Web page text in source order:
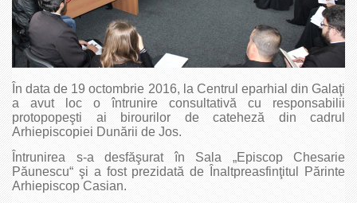
În data de 19 octombrie 2016, la Centrul eparhial din Galaţi
a avut loc o întrunire consultativă cu responsabilii
protopopeşti ai birourilor de cateheză din cadrul
Arhiepiscopiei Dunării de Jos.
Întrunirea s-a desfăşurat în Sala „Episcop Chesarie
Păunescu“ şi a fost prezidată de Înaltpreasfinţitul Părinte
Arhiepiscop Casian.